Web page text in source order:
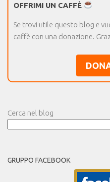
OFFRIMI UN CAFFÈ
Se trovi utile questo blog e
caffè con una donazione.
Cerca nel blog
GRUPPO FACEBOOK